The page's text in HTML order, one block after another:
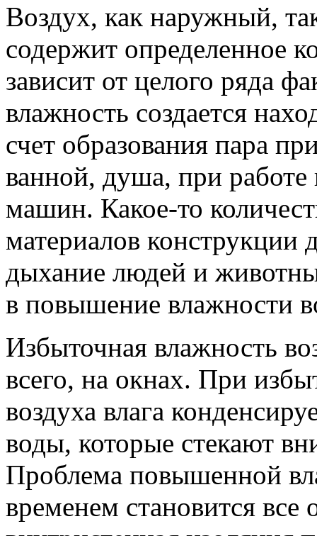
Воздух, как наружный,
содержит определенное
зависит от целого ряда
влажность создается
счет образования пара
ванной, душа, при
машин. Какое-то
материалов
дыхание людей и
в повышение влажности
Избыточная влажность
всего, на окнах. При
воздуха влага
воды, которые стекают
Проблема повышенной
временем становится все